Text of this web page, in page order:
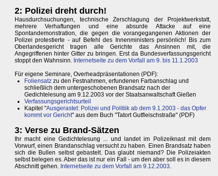
2: Polizei dreht durch!
Hausdurchsuchungen, technische Zerschlagung der Projektwerkstatt,
mehrere Verhaftungen und eine absurde Attacke auf eine
Spontandemonstration, die gegen die vorangegangenen Aktionen der
Polizei protestierte - auf Befehl des Innenministers persönlich! Bis zum
Oberlandesgericht tragen alle Gerichte das Ansinnen mit, die
Angegriffenen hinter Gitter zu bringen. Erst da Bundesverfassungsgericht
stoppt den Wahnsinn. Internetseite zu dem Vorfall am 9. bis 11.1.2003
Für eigene Seminare, Overheadpräsentationen (PDF):
Foliensatz zu den Festnahmen, erfundenen Farbanschlag und
schließlich dem untergeschobenen Brandsatz nach der
Gedichtelesung am 9.12.2003 vor der Staatsanwaltschaft Gießen
Verfassungsgerichtsurteil
Kapitel "Ausgerastet: Polizei und Politiik ab dem 9.1.2003 - das Opfer
kommt vor Gericht" aus dem Buch "Tatort Gutfleischstraße" (PDF)
3: Verse zu Brand-Sätzen
Ihr macht eine Gedichtelesung ... und landet im Polizeiknast mit dem
Vorwurf, einen Brandanschlag versucht zu haben. Einen Brandsatz haben
sich die Bullen selbst gebastelt. Das glaubt niemand? Die Polizeiakten
selbst belegen es. Aber das ist nur ein Fall - um den aber soll es in diesem
Abschnitt gehen. Internetseite zu dem Vorfall am 9.12.2003.